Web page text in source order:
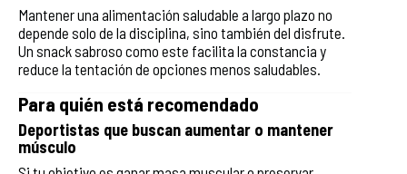
Mantener una alimentación saludable a largo plazo no
depende solo de la disciplina, sino también del disfrute.
Un snack sabroso como este facilita la constancia y
reduce la tentación de opciones menos saludables.
Para quién está recomendado
Deportistas que buscan aumentar o mantener
músculo